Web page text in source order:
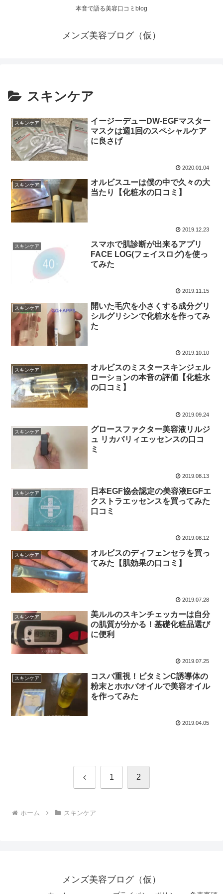
本音で語る美容口コミblog
メンズ美容ブログ（仮）
スキンケア
スキンケア
イージーデューDW-EGFマスター
マスクは週1回のスペシャルケア
に良さげ
2020.01.04
スキンケア
オルビスユーは僕の中で久々の大
当たり【化粧水の口コミ】
2019.12.23
スキンケア
スマホで肌診断が出来るアプリ
FACE LOG(フェイスログ)を使っ
てみた
2019.11.15
スキンケア
開いた毛穴を小さくする成分グリ
シルグリシンで化粧水を作ってみ
た
2019.10.10
スキンケア
オルビスのミスタースキンジェル
ローションの本音の評価【化粧水
の口コミ】
2019.09.24
スキンケア
グロースファクター美容液リルジ
ュ リカバリィエッセンスの口コ
ミ
2019.08.13
スキンケア
日本EGF協会認定の美容液EGFエ
クストラエッセンスを買ってみた
口コミ
2019.08.12
スキンケア
オルビスのディフェンセラを買っ
てみた【肌効果の口コミ】
2019.07.28
スキンケア
美ルルのスキンチェッカーは自分
の肌質が分かる！基礎化粧品選び
に便利
2019.07.25
スキンケア
コスパ重視！ビタミンC誘導体の
粉末とホホバオイルで美容オイル
を作ってみた
2019.04.05
前 1 2
ホーム スキンケア
メンズ美容ブログ（仮）